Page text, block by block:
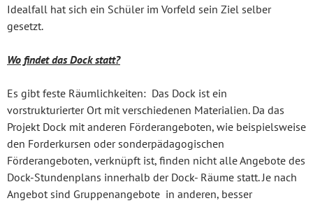
Idealfall hat sich ein Schüler im Vorfeld sein Ziel selber
gesetzt.
Wo findet das Dock statt?
Es gibt feste Räumlichkeiten: Das Dock ist ein
vorstrukturierter Ort mit verschiedenen Materialien. Da das
Projekt Dock mit anderen Förderangeboten, wie beispielsweise
den Forderkursen oder sonderpädagogischen
Förderangeboten, verknüpft ist, finden nicht alle Angebote des
Dock-Stundenplans innerhalb der Dock- Räume statt. Je nach
Angebot sind Gruppenangebote in anderen, besser